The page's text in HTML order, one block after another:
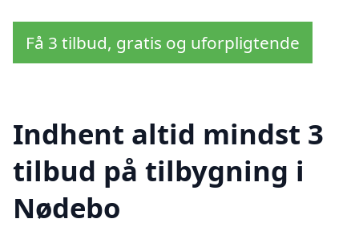
Få 3 tilbud, gratis og uforpligtende
Indhent altid mindst 3
tilbud på tilbygning i
Nødebo